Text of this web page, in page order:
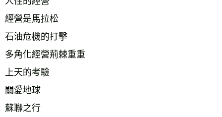
經營是馬拉松
石油危機的打擊
多角化經營荊棘重重
上天的考驗
關愛地球
蘇聯之行